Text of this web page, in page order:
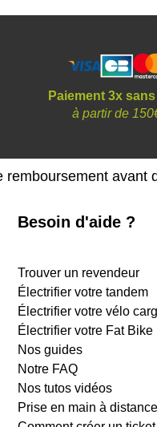
Paiement 3x
à partir de
avant
Besoin d'aide ?
Trouver un revendeur
Électrifier votre tandem
Électrifier votre vélo
Électrifier votre Fat Bike
Nos guides
Notre FAQ
Nos tutos vidéos
Prise en main à